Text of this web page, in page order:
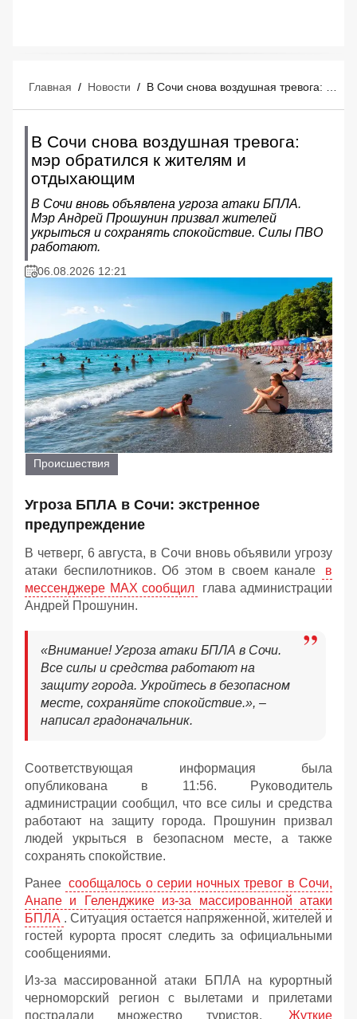
Главная / Новости /
В Сочи снова воздушная тревога:
мэр обратился к жителям и
отдыхающим
В Сочи вновь объявлена угроза атаки БПЛА.
Мэр Андрей Прошунин призвал жителей
укрыться и сохранять спокойствие. Силы ПВО
работают.
06.08.2026 12:21
Происшествия
Угроза БПЛА в Сочи: экстренное
предупреждение
В четверг, 6 августа, в Сочи вновь объявили угрозу
атаки беспилотников. Об этом в своем канале
в
мессенджере MAX сообщил
глава администрации
Андрей Прошунин.
«Внимание! Угроза атаки БПЛА в Сочи.
Все силы и средства работают на
защиту города. Укройтесь в безопасном
месте, сохраняйте спокойствие.», –
написал градоначальник.
Соответствующая информация была
опубликована в 11:56. Руководитель
администрации сообщил, что все силы и средства
работают на защиту города. Прошунин призвал
людей укрыться в безопасном месте, а также
сохранять спокойствие.
Ранее сообщалось о серии ночных тревог в Сочи,
Анапе и Геленджике из-за массированной атаки
БПЛА . Ситуация остается напряженной, жителей и
гостей курорта просят следить за официальными
сообщениями.
Из-за массированной атаки БПЛА на курортный
черноморский регион с вылетами и прилетами
пострадали множество туристов.
Жуткие